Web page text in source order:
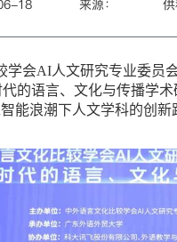
18 来源：
学会AI人文研究专业委
的语言、文化与传播学
能浪潮下人文学科的创